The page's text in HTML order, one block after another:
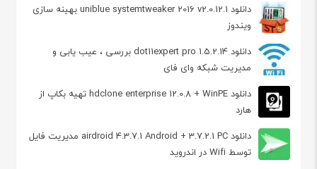
دانلود uniblue systemtweaker 2016 v2.0.12.1 بهینه سازی
ویندوز
دانلود dot11expert pro 1.5.2.14 بررسی ، عیب یابی و
مدیریت شبکه وای فای
دانلود hdclone enterprise 12.0.8 + WinPE تهیه بکاپ از
هارد
دانلود airdroid 4.3.7.1 Android + 3.7.2.1 PC مدیریت فایل
توسط Wifi در اندروید